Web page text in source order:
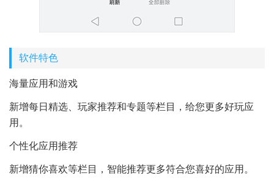
软件特色
海量应用和游戏
新增每日精选、玩家推荐和专题等栏目，给您更多好玩应
用。
个性化应用推荐
新增猜你喜欢等栏目，智能推荐更多符合您喜好的应用。